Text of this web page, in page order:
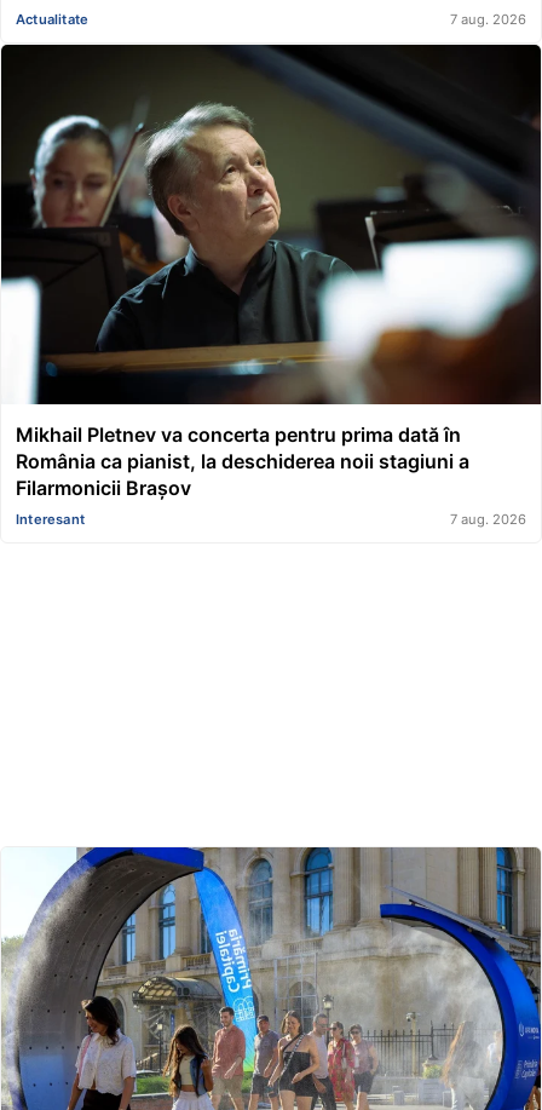
Actualitate 7 aug. 2026
Mikhail Pletnev va concerta pentru prima dată în
România ca pianist, la deschiderea noii stagiuni a
Filarmonicii Brașov
Interesant 7 aug. 2026